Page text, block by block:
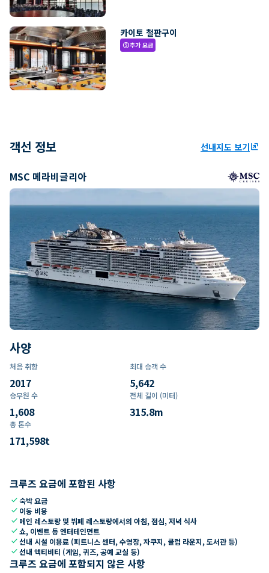
카이토 철판구이
paid추가 요금
객선 정보 선내지도 보기ungroup
MSC 메라비글리아
사양
처음 취항
2017
최대 승객 수
5,642
승무원 수
1,608
전체 길이 (미터)
315.8m
총 톤수
171,598t
크루즈 요금에 포함된 사항
check숙박 요금
check 이동 비용
check 메인 레스토랑 및 뷔페 레스토랑에서의 아침, 점심, 저녁 식사
check쇼, 이벤트 등 엔터테인먼트
check선내 시설 이용료 (피트니스 센터, 수영장, 자쿠지, 클럽 라운지, 도서관 등)
check선내 액티비티 (게임, 퀴즈, 공예 교실 등)
크루즈 요금에 포함되지 않은 사항